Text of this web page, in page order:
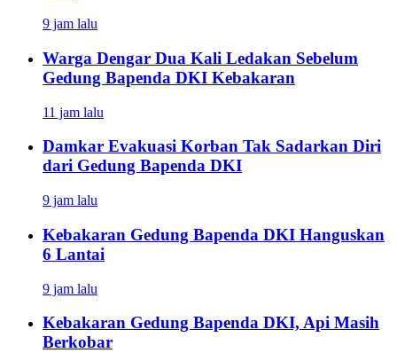
9 jam lalu
Warga Dengar Dua Kali Ledakan Sebelum
Gedung Bapenda DKI Kebakaran
11 jam lalu
Damkar Evakuasi Korban Tak Sadarkan Diri
dari Gedung Bapenda DKI
9 jam lalu
Kebakaran Gedung Bapenda DKI Hanguskan
6 Lantai
9 jam lalu
Kebakaran Gedung Bapenda DKI, Api Masih
Berkobar